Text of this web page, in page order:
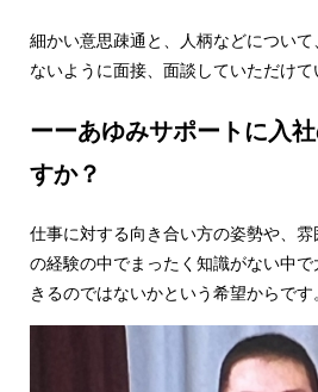
細かい意思疎通と、人柄などについ
ないように面接、面談していただけて
ーーあゆみサポートに入
すか？
仕事に対する向き合い方の姿勢や、
の経験の中でまったく知識がない中
きるのではないかという希望からです